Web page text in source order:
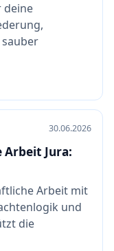
deine
30.06.2026
Jura:
Arbeit mit
und
die